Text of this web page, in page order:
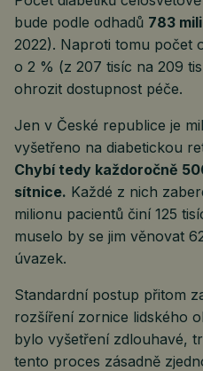
bude podle odhadů 783
2022). Naproti tomu počet
o 2 % (z 207 tisíc na 209
ohrozit dostupnost péče.
Jen v České republice je
vyšetřeno na diabetickou
Chybí tedy každoročně
sítnice. Každé z nich
milionu pacientů činí 125
muselo by se jim věnovat
úvazek.
Standardní postup přitom
rozšíření zornice lidského
bylo vyšetření zdlouhavé,
tento proces zásadně